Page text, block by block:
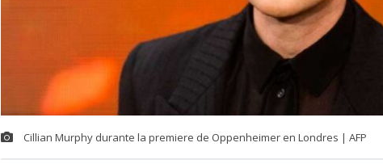
Cillian Murphy durante la premiere de Oppenheimer en Londres | AFP